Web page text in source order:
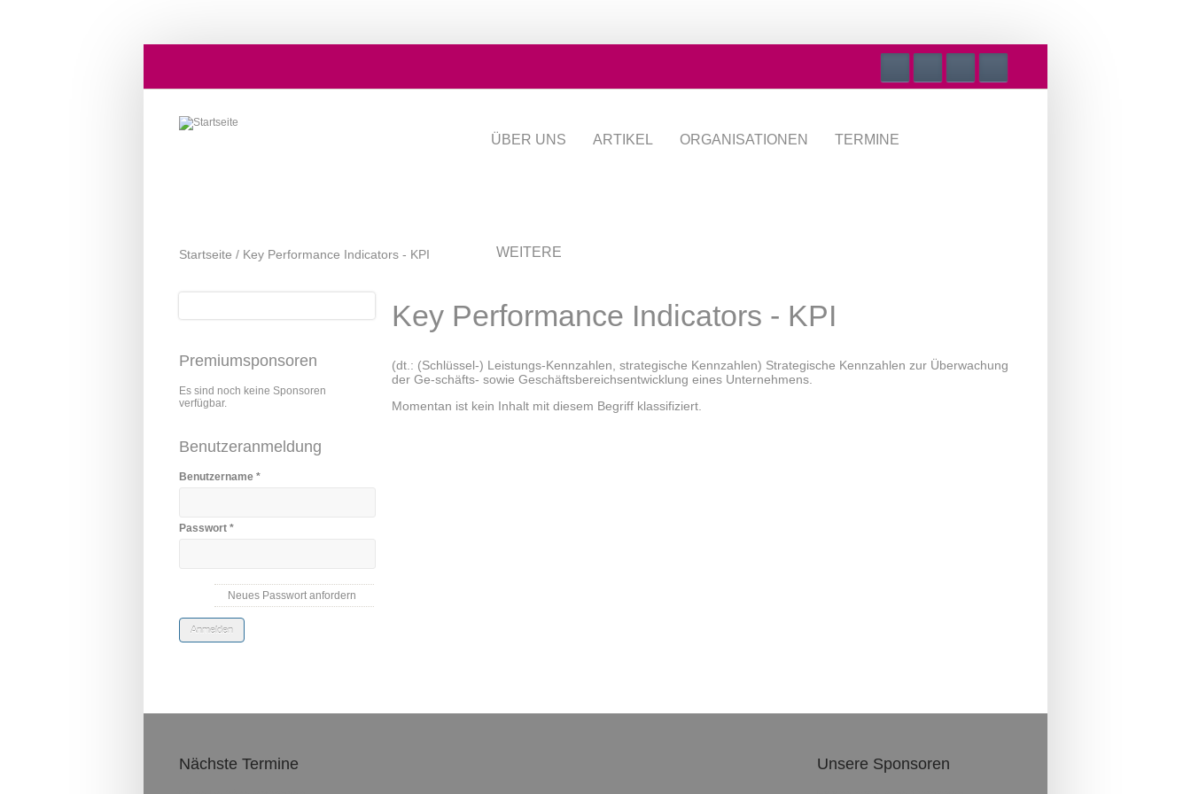
ÜBER UNS ARTIKEL ORGANISATIONEN TERMINE
WEITERE
Startseite / Key Performance Indicators - KPI
Suche
Premiumsponsoren
Es sind noch keine Sponsoren
verfügbar.
Benutzeranmeldung
Benutzername *
Passwort *
Neues Passwort anfordern
Key Performance Indicators - KPI
(dt.: (Schlüssel-) Leistungs-Kennzahlen, strategische Kennzahlen) Strategische Kennzahlen zur Überwachung
der Ge-schäfts- sowie Geschäftsbereichsentwicklung eines Unternehmens.
Momentan ist kein Inhalt mit diesem Begriff klassifiziert.
Nächste Termine Unsere Sponsoren